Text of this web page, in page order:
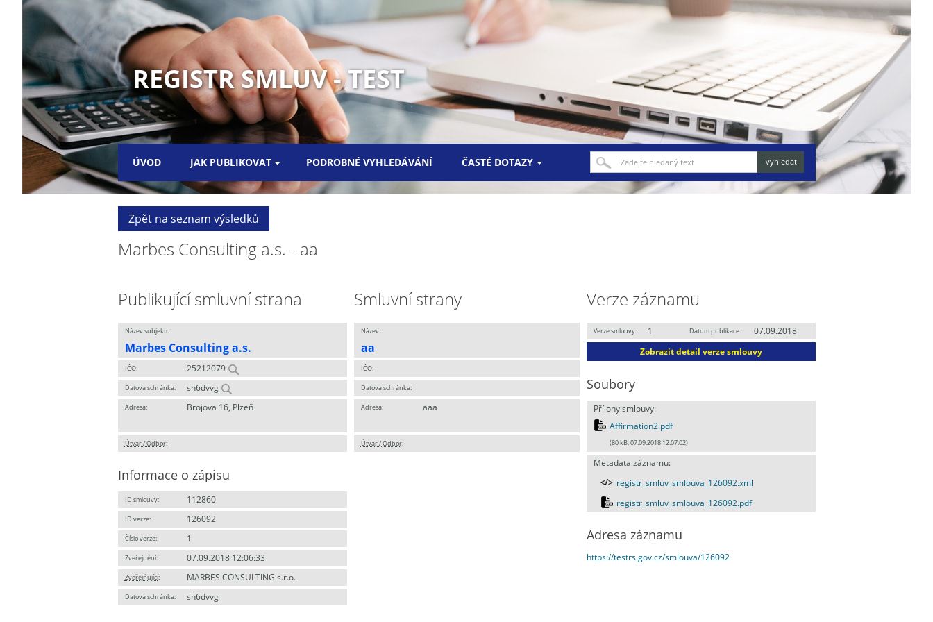
REGISTR SMLUV - TEST
ÚVOD JAK PUBLIKOVAT PODROBNÉ VYHLEDÁVÁNÍ ČASTÉ DOTAZY
Zpět na seznam výsledků
Marbes Consulting a.s. - aa
Publikující smluvní strana
Název subjektu:
Marbes Consulting a.s.
IČO: 25212079
Datová schránka: sh6dvvg
Adresa: Brojova 16, Plzeň
Útvar / Odbor:
Informace o zápisu
ID smlouvy: 112860
ID verze: 126092
Číslo verze: 1
Zveřejnění: 07.09.2018 12:06:33
Zveřejňující: MARBES CONSULTING s.r.o.
Datová schránka: sh6dvvg
Smluvní strany
Název:
aa
IČO:
Datová schránka:
Adresa: aaa
Útvar / Odbor:
Verze záznamu
Verze smlouvy: 1 Datum publikace:
07.09.2018
Zobrazit detail verze smlouvy
Soubory
Přílohy smlouvy:
Affirmation2.pdf
(80 kB, 07.09.2018 12:07:02)
Metadata záznamu:
registr_smluv_smlouva_126092.xml
registr_smluv_smlouva_126092.pdf
Adresa záznamu
https://testrs.gov.cz/smlouva/126092